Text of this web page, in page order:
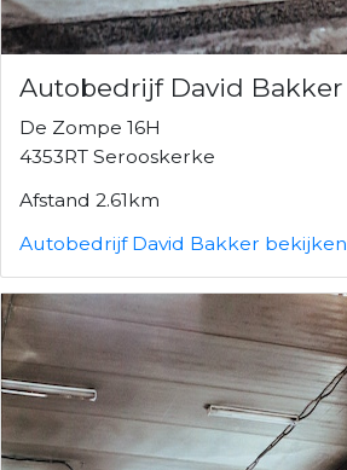
Autobedrijf David Bakker
De Zompe 16H
4353RT Serooskerke
Afstand 2.61km
Autobedrijf David Bakker bekijken